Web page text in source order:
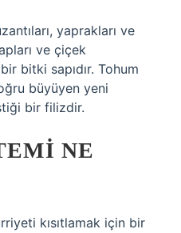
yaprakları ve
ve çiçek
bitki sapıdır. Tohum
büyüyen yeni
bir filizdir.
NE
kısıtlamak için bir